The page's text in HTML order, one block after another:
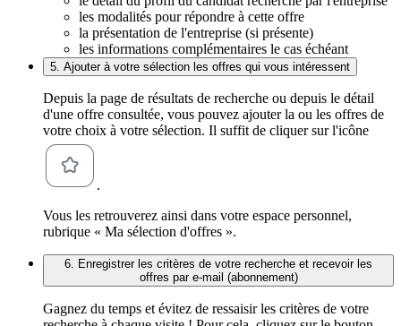
les modalités pour répondre à cette offre
la présentation de l'entreprise (si présente)
les informations complémentaires le cas échéant
5. Ajouter à votre sélection les offres qui vous intéressent
Depuis la page de résultats de recherche ou depuis le détail
d'une offre consultée, vous pouvez ajouter la ou les offres de
votre choix à votre sélection. Il suffit de cliquer sur l'icône
.
Vous les retrouverez ainsi dans votre espace personnel,
rubrique « Ma sélection d'offres ».
6. Enregistrer les critères de votre recherche et recevoir les
offres par e-mail (abonnement)
Gagnez du temps et évitez de ressaisir les critères de votre